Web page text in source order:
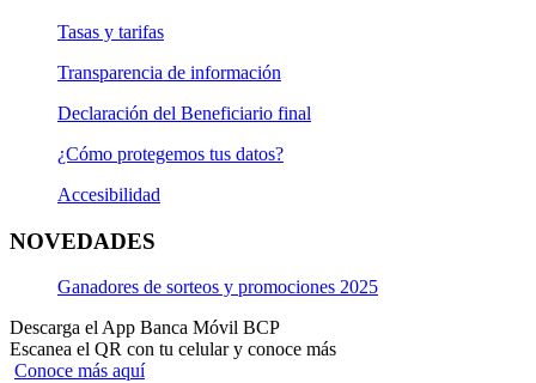
Tasas y tarifas
Transparencia de información
Declaración del Beneficiario final
¿Cómo protegemos tus datos?
Accesibilidad
NOVEDADES
Ganadores de sorteos y promociones 2025
Descarga el App Banca Móvil BCP
Escanea el QR con tu celular y conoce más
Conoce más aquí